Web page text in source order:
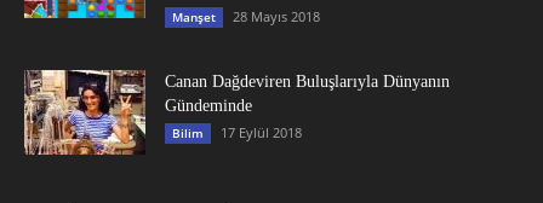
Manşet 28 Mayıs 2018
Canan Dağdeviren Buluşlarıyla Dünyanın
Gündeminde
Bilim 17 Eylül 2018